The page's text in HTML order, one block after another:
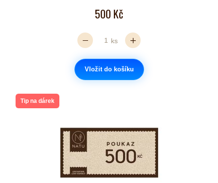
500 Kč
ks
Vložit do košíku
Tip na dárek